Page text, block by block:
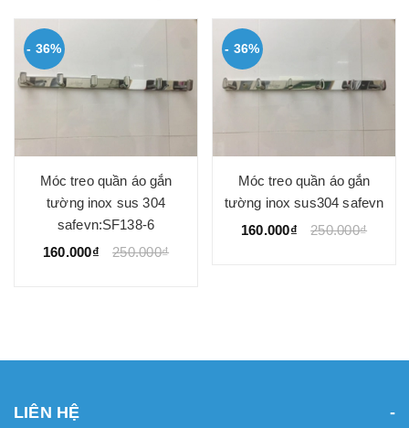
- 36%
Móc treo quần áo gắn
tường inox sus 304
safevn:SF138-6
160.000₫
250.000₫
- 36%
Móc treo quần áo gắn
tường inox sus304 safevn
160.000₫
250.000₫
LIÊN HỆ